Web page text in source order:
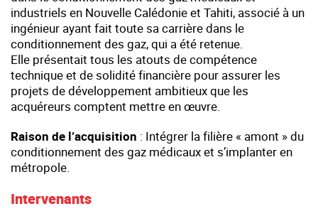
industriels en Nouvelle Calédonie et Tahiti, associé à un
ingénieur ayant fait toute sa carrière dans le
conditionnement des gaz, qui a été retenue.
Elle présentait tous les atouts de compétence
technique et de solidité financière pour assurer les
projets de développement ambitieux que les
acquéreurs comptent mettre en œuvre.
Raison de l’acquisition : Intégrer la filière « amont » du
conditionnement des gaz médicaux et s’implanter en
métropole.
Intervenants